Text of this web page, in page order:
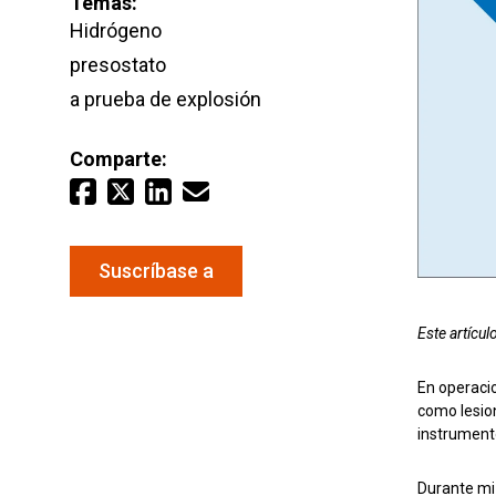
Mantenga sus equipos y procesos críticos en
Agua
Hidrógeno
presostato
a prueba de explosión
Comparte:
Suscríbase a
Este
En
como
Durante